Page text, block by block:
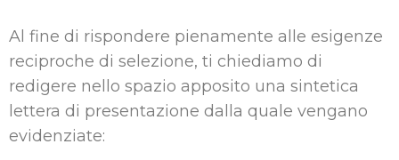
Al fine di rispondere pienamente alle esigenze
reciproche di selezione, ti chiediamo di
redigere nello spazio apposito una sintetica
lettera di presentazione dalla quale vengano
evidenziate: